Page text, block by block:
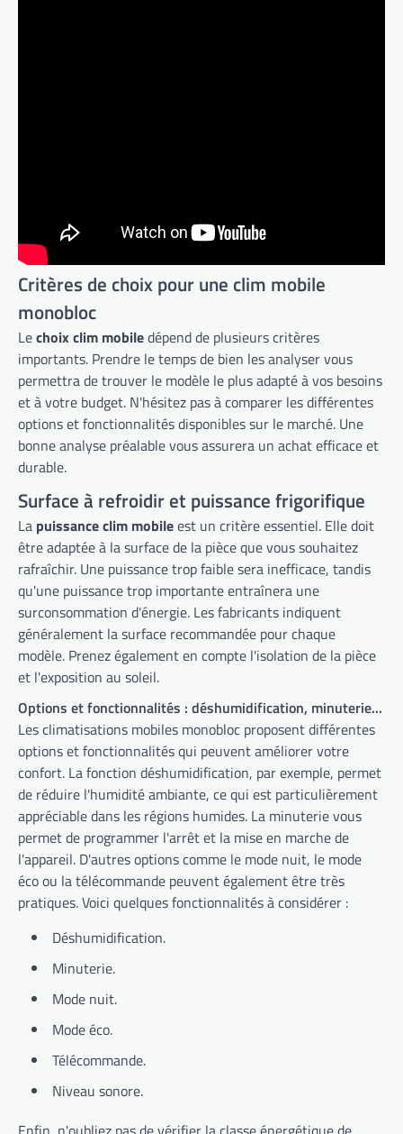
Critères de choix pour une clim mobile
monobloc
Lechoix clim mobiledépend de plusieurs critères
importants. Prendre le temps de bien les analyser vous
permettra de trouver le modèle le plus adapté à vos besoins
et à votre budget. N'hésitez pas à comparer les différentes
options et fonctionnalités disponibles sur le marché. Une
bonne analyse préalable vous assurera un achat efficace et
durable.
Surface à refroidir et puissance frigorifique
La puissance clim mobileest un critère essentiel. Elle doit
être adaptée à la surface de la pièce que vous souhaitez
rafraîchir. Une puissance trop faible sera inefficace, tandis
qu'une puissance trop importante entraînera une
surconsommation d'énergie. Les fabricants indiquent
généralement la surface recommandée pour chaque
modèle. Prenez également en compte l'isolation de la pièce
et l'exposition au soleil.
Options et fonctionnalités : déshumidification, minuterie...
Les climatisations mobiles monobloc proposent différentes
options et fonctionnalités qui peuvent améliorer votre
confort. La fonction déshumidification, par exemple, permet
de réduire l'humidité ambiante, ce qui est particulièrement
appréciable dans les régions humides. La minuterie vous
permet de programmer l'arrêt et la mise en marche de
l'appareil. D'autres options comme le mode nuit, le mode
éco ou la télécommande peuvent également être très
pratiques. Voici quelques fonctionnalités à considérer :
Déshumidification.
Minuterie.
Mode nuit.
Mode éco.
Télécommande.
Niveau sonore.